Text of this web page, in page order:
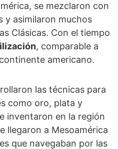
se mezclaron con
y asimilaron muchos
Clásicas. Con el tiempo
, comparable a
americano.
las técnicas para
como oro, plata y
inventaron en la región
llegaron a Mesoamérica
que navegaban por las